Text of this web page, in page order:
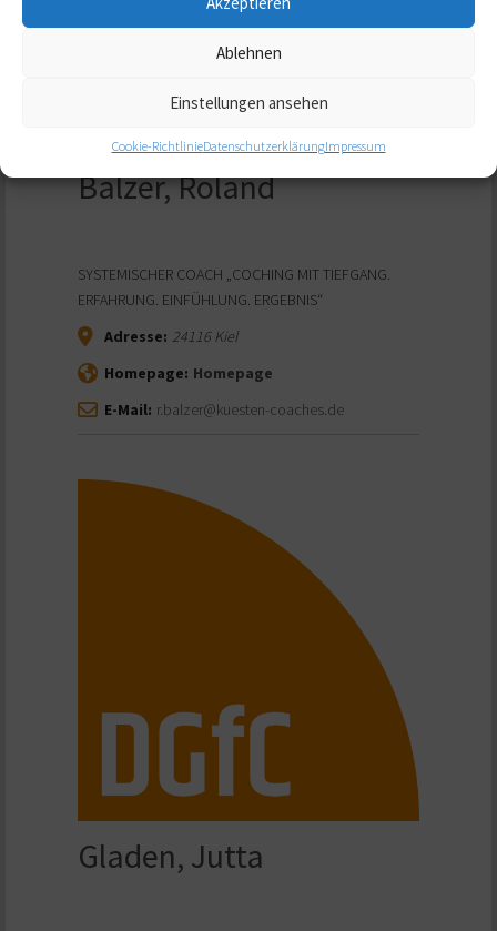
Ablehnen
Einstellungen ansehen
Cookie-RichtlinieDatenschutzerklärungImpressum
Balzer, Roland
SYSTEMISCHER COACH „COCHING MIT TIEFGANG.
ERFAHRUNG. EINFÜHLUNG. ERGEBNIS“
Adresse: 24116Kiel
Homepage: Homepage
E-Mail: r.balzer@kuesten-coaches.de
Gladen, Jutta